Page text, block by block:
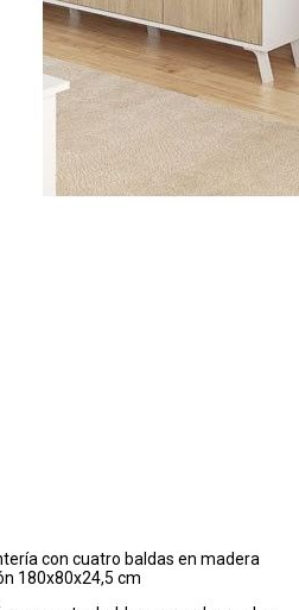
con cuatro baldas en madera
180x80x24,5 cm